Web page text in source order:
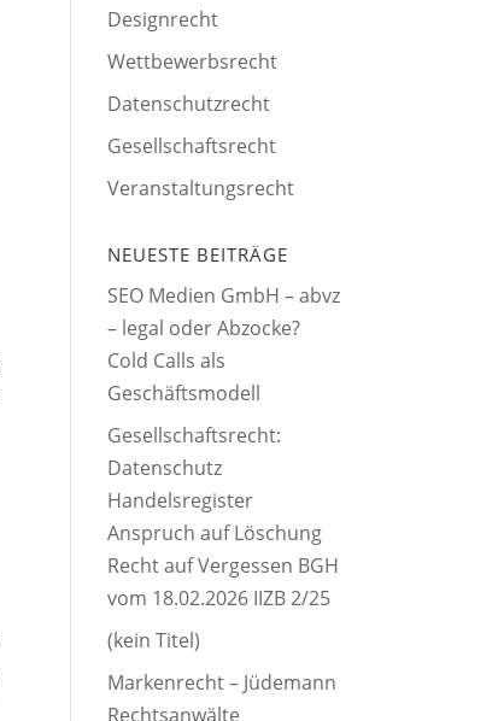
Designrecht
Wettbewerbsrecht
Datenschutzrecht
Gesellschaftsrecht
Veranstaltungsrecht
NEUESTE BEITRÄGE
SEO Medien GmbH – abvz
– legal oder Abzocke?
Cold Calls als
Geschäftsmodell
Gesellschaftsrecht:
Datenschutz
Handelsregister
Anspruch auf Löschung
Recht auf Vergessen BGH
vom 18.02.2026 IIZB 2/25
(kein Titel)
Markenrecht – Jüdemann
Rechtsanwälte